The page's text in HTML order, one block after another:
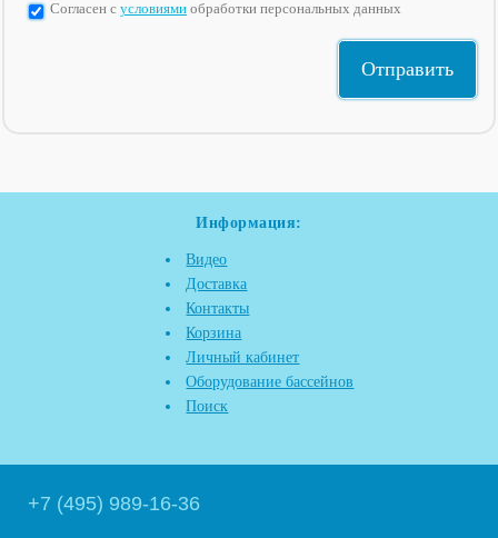
Согласен с условиями обработки персональных данных
Информация:
Видео
Доставка
Контакты
Корзина
Личный кабинет
Оборудование бассейнов
Поиск
+7 (495) 989-16-36